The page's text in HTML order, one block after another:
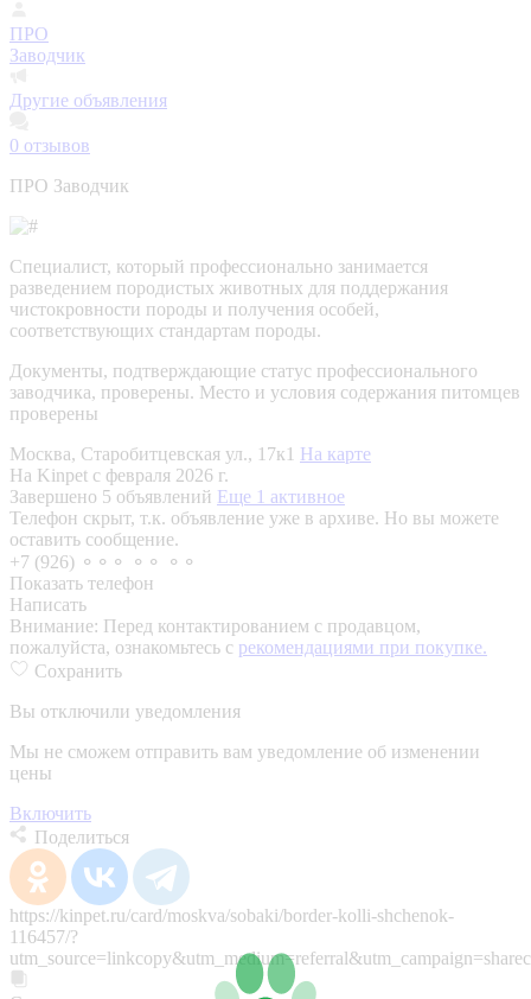
ПРО
Заводчик
Другие объявления
0 отзывов
ПРО Заводчик
Специалист, который профессионально занимается
разведением породистых животных для поддержания
чистокровности породы и получения особей,
соответствующих стандартам породы.
Документы, подтверждающие статус профессионального
заводчика, проверены. Место и условия содержания питомцев
проверены
Москва, Старобитцевская ул., 17к1 На карте
На Kinpet c февраля 2026 г.
Завершено 5 объявлений Еще 1 активное
Телефон скрыт, т.к. объявление уже в архиве. Но вы можете
оставить сообщение.
+7 (926) ⚬⚬⚬ ⚬⚬ ⚬⚬
Показать телефон
Написать
Внимание: Перед контактированием с продавцом,
пожалуйста, ознакомьтесь с рекомендациями при покупке.
Сохранить
Вы отключили уведомления
Мы не сможем отправить вам уведомление об изменении
цены
Включить
Поделиться
https://kinpet.ru/card/moskva/sobaki/border-kolli-shchenok-
116457/?